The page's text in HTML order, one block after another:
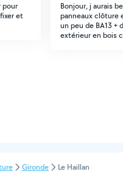
pour
et
Bonjour, j aurais
panneaux clôture
un peu de BA13 +
extérieur en bois
Gironde Le Haillan